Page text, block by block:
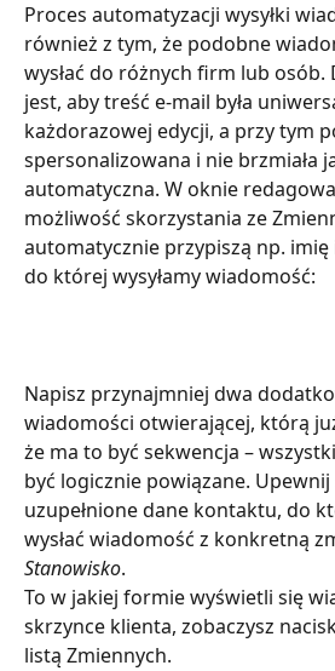
Proces automatyzacji wysyłki
również z tym, że podobne
wysłać do różnych firm lub
jest, aby treść e-mail była
każdorazowej edycji, a przy tym
spersonalizowana i nie brzmiała
automatyczna. W oknie
możliwość skorzystania ze
automatycznie przypiszą np. imię
do której wysyłamy wiadomość:
Napisz przynajmniej dwa
wiadomości otwierającej, którą
że ma to być sekwencja –
być logicznie powiązane. Upewnij
uzupełnione dane kontaktu, do
wysłać wiadomość z konkretną
Stanowisko.
To w jakiej formie wyświetli się
skrzynce klienta, zobaczysz
listą Zmiennych.